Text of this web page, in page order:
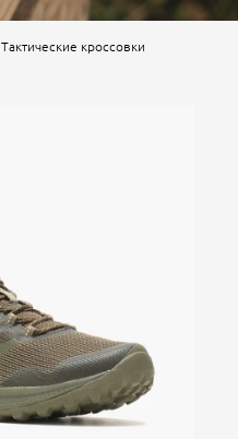
Тактические кроссовки